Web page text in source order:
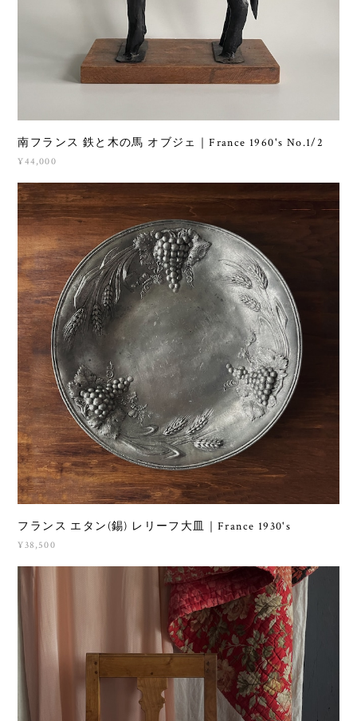
南フランス 鉄と木の馬 オブジェ｜France 1960's No.1/2
¥44,000
フランス エタン(錫) レリーフ大皿｜France 1930's
¥38,500